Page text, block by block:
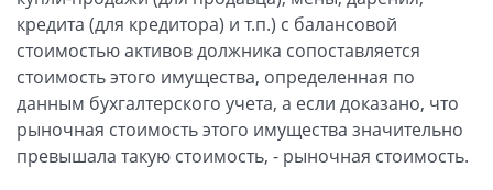
кредита (для кредитора) и т.п.) с балансовой
стоимостью активов должника сопоставляется
стоимость этого имущества, определенная по
данным бухгалтерского учета, а если доказано, что
рыночная стоимость этого имущества значительно
превышала такую стоимость, - рыночная стоимость.